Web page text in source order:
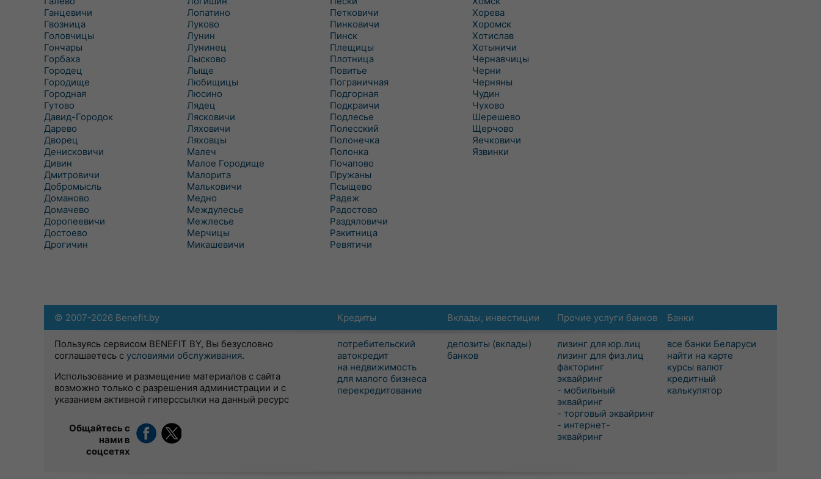
Ганцевичи
Гвозница
Головчицы
Гончары
Горбаха
Городец
Городище
Городная
Гутово
Давид-Городок
Дарево
Дворец
Денисковичи
Дивин
Дмитровичи
Добромысль
Доманово
Домачево
Доропеевичи
Достоево
Дрогичин
Лопатино
Луково
Лунин
Лунинец
Лысково
Лыще
Любищицы
Люсино
Лядец
Лясковичи
Ляховичи
Ляховцы
Малеч
Малое Городище
Малорита
Мальковичи
Медно
Междулесье
Межлесье
Мерчицы
Микашевичи
Петковичи
Пинковичи
Пинск
Плещицы
Плотница
Повитье
Пограничная
Подгорная
Подкраичи
Подлесье
Полесский
Полонечка
Полонка
Почапово
Пружаны
Псыщево
Радеж
Радостово
Раздяловичи
Ракитница
Ревятичи
Хорева
Хоромск
Хотислав
Хотыничи
Чернавчицы
Черни
Черняны
Чудин
Чухово
Шерешево
Щерчово
Яечковичи
Язвинки
Кредиты
потребительский
автокредит
на недвижимость
для малого бизнеса
перекредитование
Вклады, инвестиции
депозиты (вклады)
банков
Прочие услуги банков
лизинг для юр.лиц
лизинг для физ.лиц
факторинг
эквайринг
- мобильный
эквайринг
- торговый эквайринг
- интернет-
эквайринг
Банки
все банки Беларуси
найти на карте
курсы валют
кредитный
калькулятор
© 2007-2026 Benefit.by
Пользуясь сервисом BENEFIT BY, Вы безусловно
соглашаетесь с условиями обслуживания.
Использование и размещение материалов с сайта
возможно только с разрешения администрации и с
указанием активной гиперссылки на данный ресурс
Общайтесь с
нами в
соцсетях